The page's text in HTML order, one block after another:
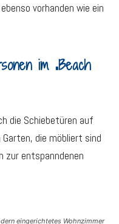
vorhanden wie ein
im „Beach
die Schiebetüren auf
die möbliert sind
zur entspanndenen
eingerichtetes Wohnzimmer